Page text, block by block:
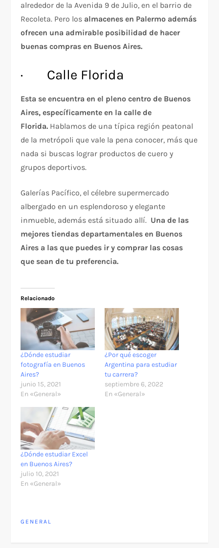
alrededor de la Avenida 9 de Julio, en el barrio de
Recoleta. Pero los almacenes en Palermo además
ofrecen una admirable posibilidad de hacer
buenas compras en Buenos Aires.
· Calle Florida
Esta se encuentra en el pleno centro de Buenos
Aires, específicamente en la calle de
Florida. Hablamos de una típica región peatonal
de la metrópoli que vale la pena conocer, más que
nada si buscas lograr productos de cuero y
grupos deportivos.
Galerías Pacífico, el célebre supermercado
albergado en un esplendoroso y elegante
inmueble, además está situado allí. Una de las
mejores tiendas departamentales en Buenos
Aires a las que puedes ir y comprar las cosas
que sean de tu preferencia.
Relacionado
¿Dónde estudiar
fotografía en Buenos
Aires?
junio 15, 2021
En «General»
¿Por qué escoger
Argentina para estudiar
tu carrera?
septiembre 6, 2022
En «General»
¿Dónde estudiar Excel
en Buenos Aires?
julio 10, 2021
En «General»
GENERAL